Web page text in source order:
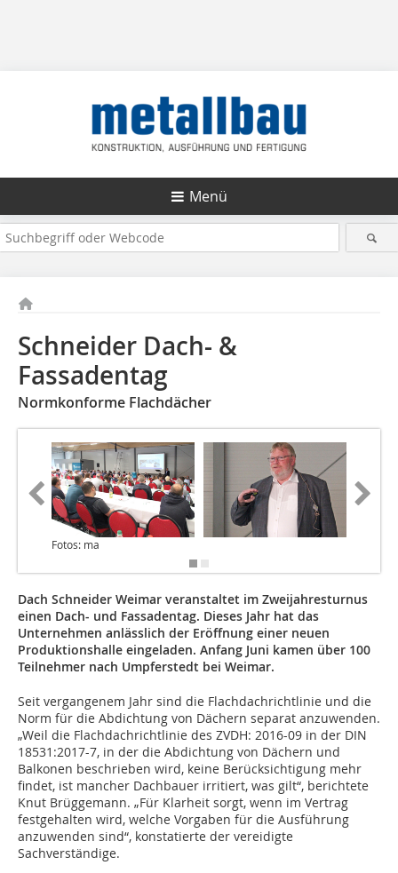
Menü
Schneider Dach- &
Fassadentag
Normkonforme Flachdächer
Fotos: ma
Dach Schneider Weimar veranstaltet im Zweijahresturnus
einen Dach- und Fassadentag. Dieses Jahr hat das
Unternehmen anlässlich der Eröffnung einer neuen
Produktionshalle eingeladen. Anfang Juni kamen über 100
Teilnehmer nach Umpferstedt bei Weimar.
Seit vergangenem Jahr sind die Flachdachrichtlinie und die
Norm für die Abdichtung von Dächern separat anzuwenden.
„Weil die Flachdachrichtlinie des ZVDH: 2016-09 in der DIN
18531:2017-7, in der die Abdichtung von Dächern und
Balkonen beschrieben wird, keine Berücksichtigung mehr
findet, ist mancher Dachbauer irritiert, was gilt“, berichtete
Knut Brüggemann. „Für Klarheit sorgt, wenn im Vertrag
festgehalten wird, welche Vorgaben für die Ausführung
anzuwenden sind“, konstatierte der vereidigte
Sachverständige.